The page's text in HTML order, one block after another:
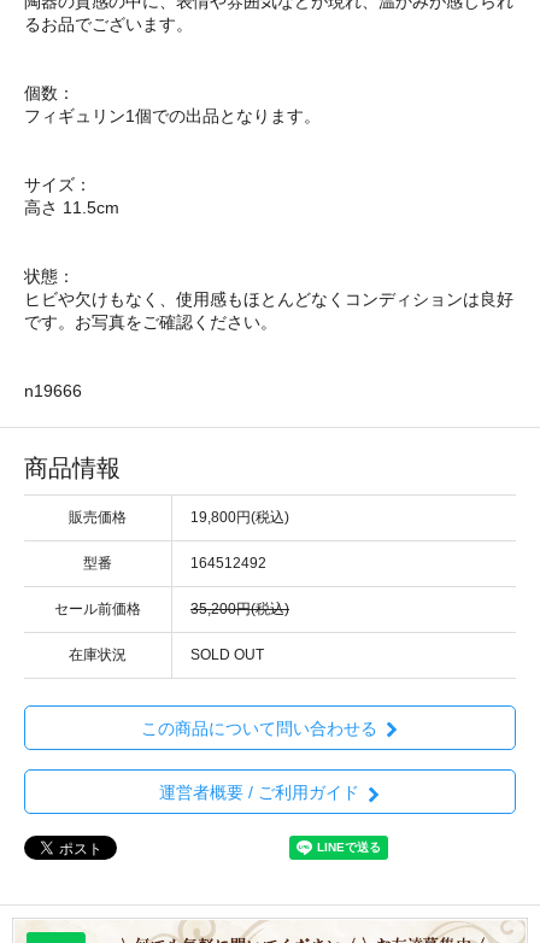
るお品でございます。
個数：
フィギュリン1個での出品となります。
サイズ：
高さ 11.5cm
状態：
ヒビや欠けもなく、使用感もほとんどなくコンディションは良好
です。お写真をご確認ください。
n19666
商品情報
販売価格 19,800円(税込)
型番 164512492
セール前価格 35,200円(税込)
在庫状況 SOLD OUT
この商品について問い合わせる
運営者概要 / ご利用ガイド